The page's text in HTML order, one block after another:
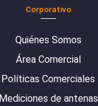
Corporativo
Quiénes Somos
Área Comercial
Políticas Comerciales
Mediciones de antenas